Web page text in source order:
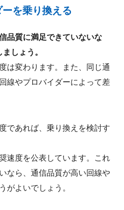
を乗り換える
品質に満足できていないな
しょう。
は変わります。また、同じ通
線やプロバイダーによって差
であれば、乗り換えを検討す
速度を公表しています。これ
なら、通信品質が高い回線や
がよいでしょう。